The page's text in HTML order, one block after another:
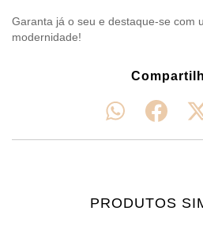
Garanta já o seu e destaque-se com
modernidade!
PRODUTOS